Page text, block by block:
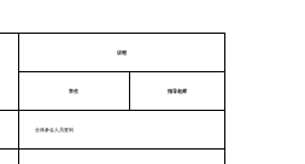
议程
学生 指导老师
全体参会人员签到